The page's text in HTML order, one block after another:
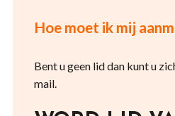
Hoe moet ik mij
Bent u geen lid dan kunt u
mail.